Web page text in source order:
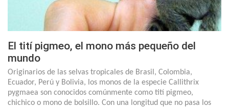
El tití pigmeo, el mono más pequeño del
mundo
Originarios de las selvas tropicales de Brasil, Colombia,
Ecuador, Perú y Bolivia, los monos de la especie Callithrix
pygmaea son conocidos comúnmente como tití pigmeo,
chichico o mono de bolsillo. Con una longitud que no pasa los